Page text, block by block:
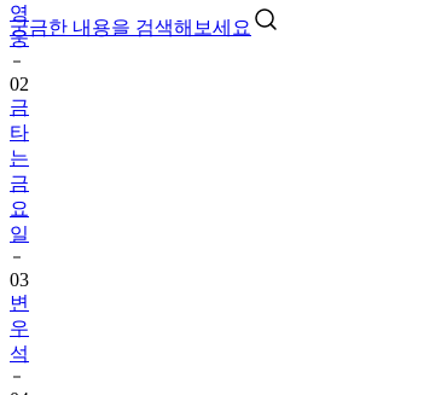
궁금한 내용을 검색해보세요
영
웅
02
금
타
는
금
요
일
03
변
우
석